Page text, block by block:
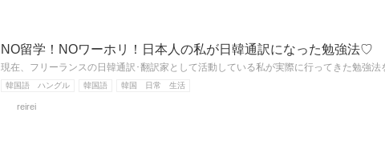
NO留学！NOワーホリ！日本人の私が日韓通訳になった勉強法♡
現在、フリーランスの日韓通訳･翻訳家として活動している私が実際に行ってきた勉強
韓国語 ハングル 韓国語 韓国 日常 生活
reirei